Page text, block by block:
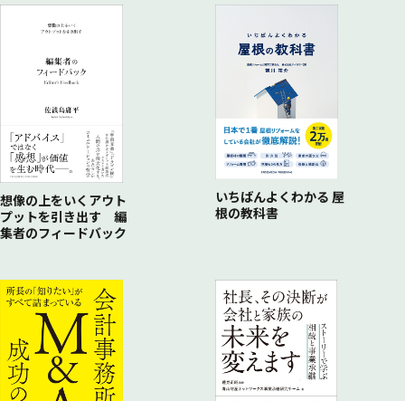
想像の上をいくアウト
プットを引き出す 編
集者のフィードバック
いちばんよくわかる 屋
根の教科書